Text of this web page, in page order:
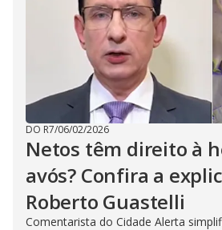
DO R7/06/02/2026
Netos têm direito à
avós? Confira a
Roberto Guastelli
Comentarista do Cidade Alerta